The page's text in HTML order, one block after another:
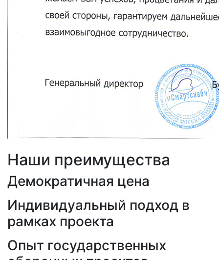
Наши преимущества
Демократичная цена
Индивидуальный подход в
рамках проекта
Опыт государственных